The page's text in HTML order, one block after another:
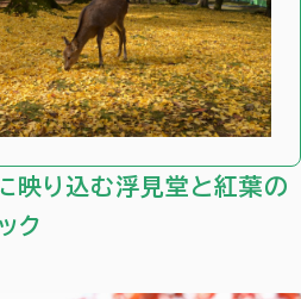
映り込む浮見堂と紅葉の
ク